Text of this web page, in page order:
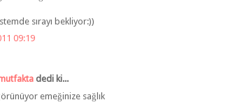
sırayı bekliyor:))
09:19
dedi ki...
emeğinize sağlık